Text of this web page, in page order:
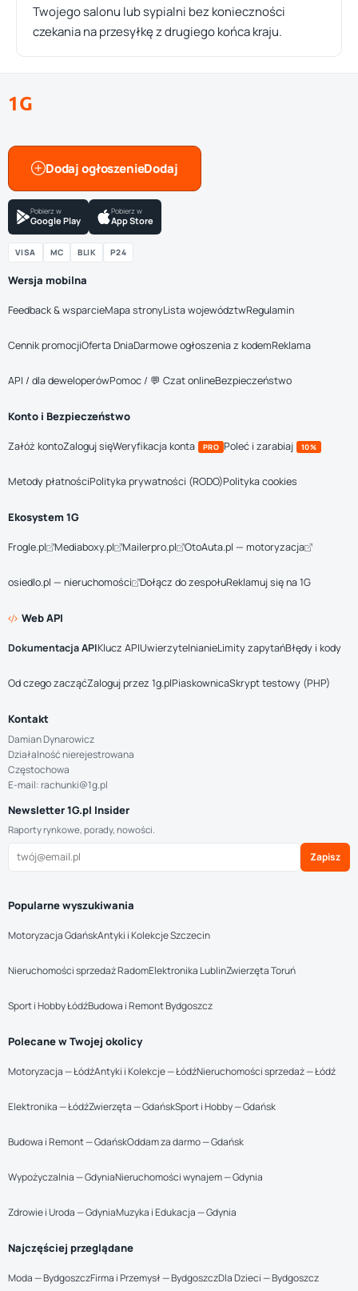
Twojego salonu lub sypialni bez konieczności
czekania na przesyłkę z drugiego końca kraju.
1G
Dodaj ogłoszenie
Pobierz w
Google Play
Pobierz w
App Store
VISA MC BLIK P24
Wersja mobilna
Feedback & wsparcieMapa stronyLista województwRegulamin
Cennik promocjiOferta DniaDarmowe ogłoszenia z kodemReklama
API / dla deweloperówPomoc / 💬 Czat onlineBezpieczeństwo
Konto i Bezpieczeństwo
Załóż kontoZaloguj sięWeryfikacja konta PRO Poleć i zarabiaj 10%
Metody płatnościPolityka prywatności (RODO)Polityka cookies
Ekosystem 1G
Frogle.pl Mediaboxy.pl Mailerpro.pl OtoAuta.pl — motoryzacja
osiedlo.pl — nieruchomości Dołącz do zespołuReklamuj się na 1G
Web API
Dokumentacja APIKlucz APIUwierzytelnianieLimity zapytańBłędy i kody
Od czego zacząćZaloguj przez 1g.plPiaskownicaSkrypt testowy (PHP)
Kontakt
Damian Dynarowicz
Działalność nierejestrowana
Częstochowa
E-mail: rachunki@1g.pl
Newsletter 1G.pl Insider
Raporty rynkowe, porady, nowości.
Zapisz
Popularne wyszukiwania
Motoryzacja GdańskAntyki i Kolekcje Szczecin
Nieruchomości sprzedaż RadomElektronika LublinZwierzęta Toruń
Sport i Hobby ŁódźBudowa i Remont Bydgoszcz
Polecane w Twojej okolicy
Motoryzacja — ŁódźAntyki i Kolekcje — ŁódźNieruchomości sprzedaż — Łódź
Elektronika — ŁódźZwierzęta — GdańskSport i Hobby — Gdańsk
Budowa i Remont — GdańskOddam za darmo — Gdańsk
Wypożyczalnia — GdyniaNieruchomości wynajem — Gdynia
Zdrowie i Uroda — GdyniaMuzyka i Edukacja — Gdynia
Najczęściej przeglądane
Moda — BydgoszczFirma i Przemysł — BydgoszczDla Dzieci — Bydgoszcz